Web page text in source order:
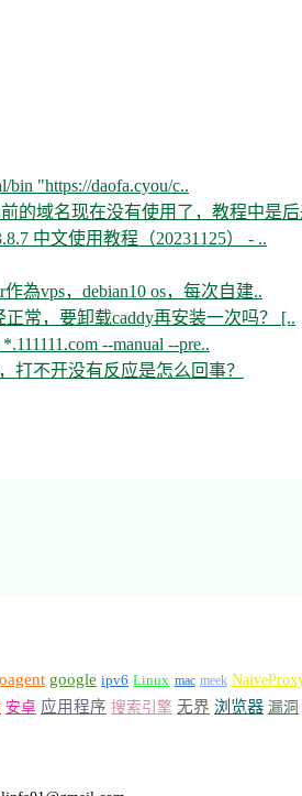
bin "https://daofa.cyou/c..
的域名现在没有使用了，教程中是后
中文使用教程（20231125） - ..
為vps，debian10 os，每次自建..
常，要卸载caddy再安装一次吗？ [..
--manual --pre..
打不开没有反应是怎么回事？
google ipv6 Linux mac meek
安卓 应用程序 搜索引擎 无界 浏览器 漏洞